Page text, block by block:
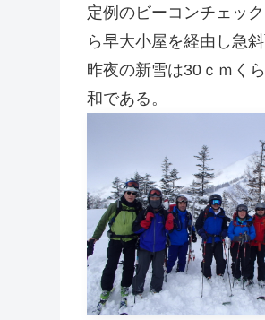
定例のビーコンチェッ
ら早大小屋を経由し急
昨夜の新雪は30ｃｍく
和である。